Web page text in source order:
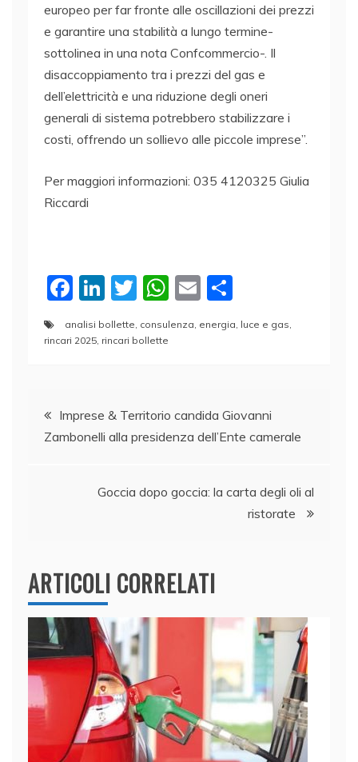
europeo per far fronte alle oscillazioni dei prezzi
e garantire una stabilità a lungo termine-
sottolinea in una nota Confcommercio-. Il
disaccoppiamento tra i prezzi del gas e
dell’elettricità e una riduzione degli oneri
generali di sistema potrebbero stabilizzare i
costi, offrendo un sollievo alle piccole imprese”.
Per maggiori informazioni: 035 4120325 Giulia
Riccardi
F
a
c
o
o
Li
n
k
n
T
itt
W
h
at
p
p
E
ai
o
n
di
analisi bollette consulenza energia luce e gas
rincari 2025 rincari bollette
Navigazione
articoli
Imprese & Territorio candida Giovanni
Zambonelli alla presidenza dell’Ente camerale
Goccia dopo goccia: la carta degli oli al
ristorate
ARTICOLI CORRELATI